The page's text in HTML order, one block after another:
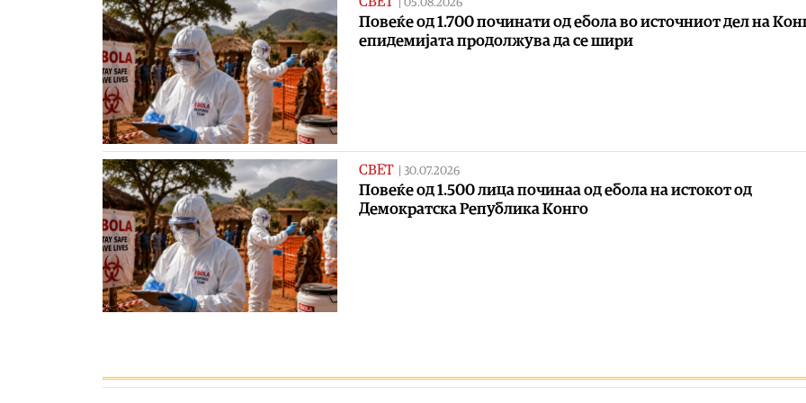
05.08.2026
Повеќе од 1.700 починати од ебола во источниот дел на
епидемијата продолжува да се шири
СВЕТ 30.07.2026
Повеќе од 1.500 лица починаа од ебола на истокот од
Демократска Република Конго